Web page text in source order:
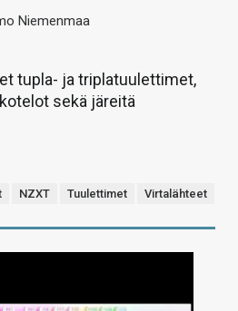
Niemenmaa
tupla- ja triplatuulettimet,
sekä järeitä
NZXT Tuulettimet Virtalähteet